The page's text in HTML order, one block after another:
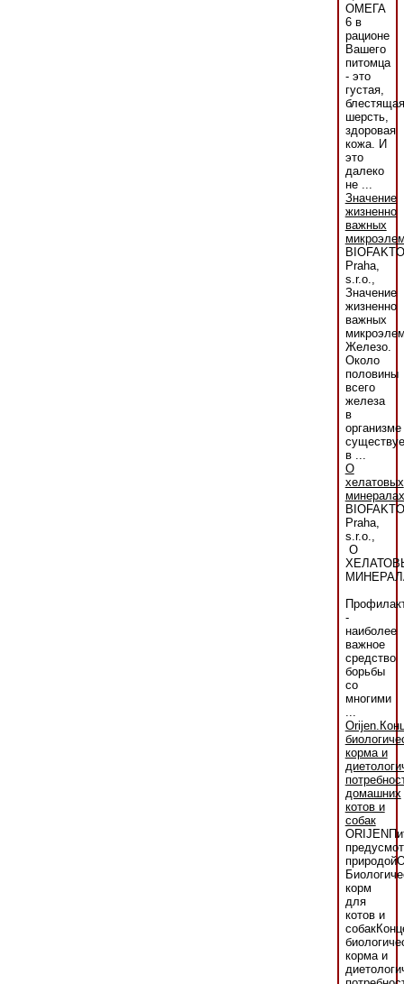
ОМЕГА
6 в
рационе
Вашего
питомца
- это
густая,
блестящая
шерсть,
здоровая
кожа. И
это
далеко
не ...
Значение
жизненно
важных
Praha,
s.r.o.,
Значение
жизненно
важных
Железо.
Около
половины
всего
железа
в
организме
в ...
О
хелатовых
минералах
Praha,
s.r.o.,
О
-
наиболее
важное
средство
борьбы
со
многими
...
корма и
домашних
котов и
собак
корм
для
котов и
корма и